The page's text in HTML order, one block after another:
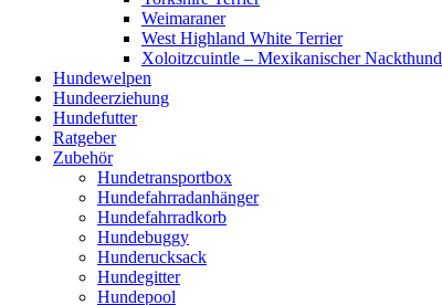
Weimaraner
West Highland White Terrier
Xoloitzcuintle – Mexikanischer Nackthund
Hundewelpen
Hundeerziehung
Hundefutter
Ratgeber
Zubehör
Hundetransportbox
Hundefahrradanhänger
Hundefahrradkorb
Hundebuggy
Hunderucksack
Hundegitter
Hundepool